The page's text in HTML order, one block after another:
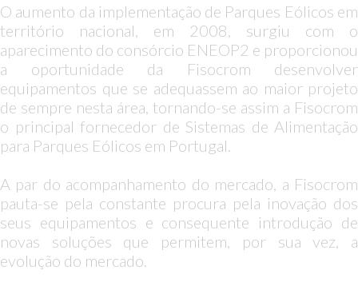
O aumento da implementação de Parques Eólicos em
território nacional, em 2008, surgiu com o
aparecimento do consórcio ENEOP2 e proporcionou
a oportunidade da Fisocrom desenvolver
equipamentos que se adequassem ao maior projeto
de sempre nesta área, tornando-se assim a Fisocrom
o principal fornecedor de Sistemas de Alimentação
para Parques Eólicos em Portugal.
A par do acompanhamento do mercado, a Fisocrom
pauta-se pela constante procura pela inovação dos
seus equipamentos e consequente introdução de
novas soluções que permitem, por sua vez, a
evolução do mercado.